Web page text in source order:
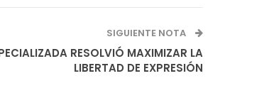
SIGUIENTE NOTA
RESOLVIÓ MAXIMIZAR LA
LIBERTAD DE EXPRESIÓN